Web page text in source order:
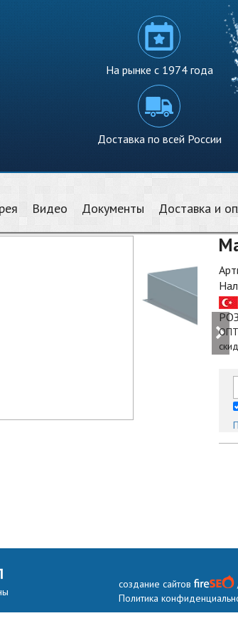
На рынке с 1974 года
Доставка по всей России
Видео Документы Доставка и
создание сайтов
Политика